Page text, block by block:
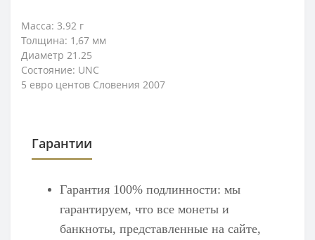
Масса: 3.92 г
Толщина: 1,67 мм
Диаметр 21.25
Состояние: UNC
5 евро центов Словения 2007
Гарантии
Гарантия 100% подлинности: мы
гарантируем, что все монеты и
банкноты, представленные на сайте,